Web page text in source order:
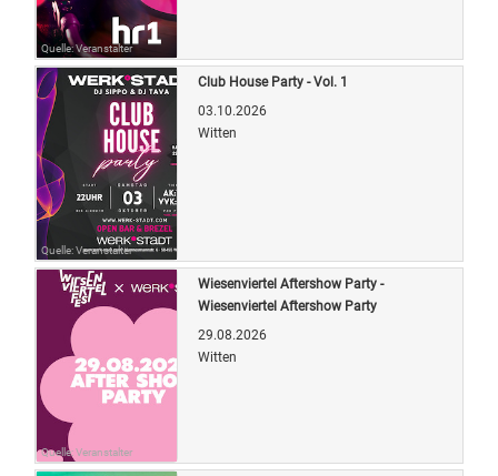
Quelle: Veranstalter
Quelle: Veranstalter
Club House Party - Vol. 1
03.10.2026
Witten
Quelle: Veranstalter
Wiesenviertel Aftershow Party -
Wiesenviertel Aftershow Party
29.08.2026
Witten